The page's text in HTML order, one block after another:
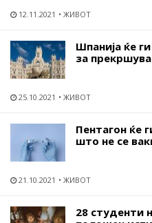
12.11.2021 ЖИВОТ
Шпанија ќе
за
25.10.2021 ЖИВОТ
Пентагон ќе
што не се
21.10.2021 ЖИВОТ
28 студенти